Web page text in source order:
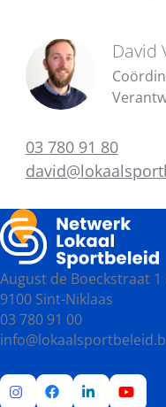
David
03 780 91 80
August de Boeckstraat 1
9100 Sint-Niklaas
03 780 91 00